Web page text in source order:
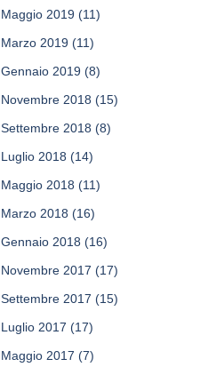
Maggio 2019 (11)
Marzo 2019 (11)
Gennaio 2019 (8)
Novembre 2018 (15)
Settembre 2018 (8)
Luglio 2018 (14)
Maggio 2018 (11)
Marzo 2018 (16)
Gennaio 2018 (16)
Novembre 2017 (17)
Settembre 2017 (15)
Luglio 2017 (17)
Maggio 2017 (7)